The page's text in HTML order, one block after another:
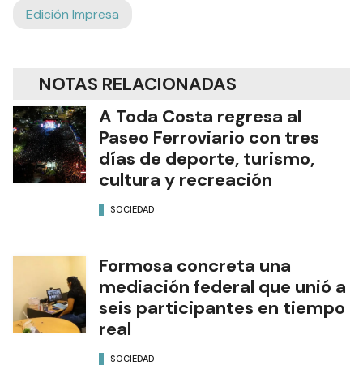
Edición Impresa
NOTAS RELACIONADAS
A Toda Costa regresa al
Paseo Ferroviario con tres
días de deporte, turismo,
cultura y recreación
SOCIEDAD
Formosa concreta una
mediación federal que unió a
seis participantes en tiempo
real
SOCIEDAD